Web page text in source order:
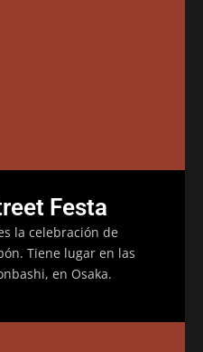
Festa
la celebración de
Tiene lugar en las
en Osaka.